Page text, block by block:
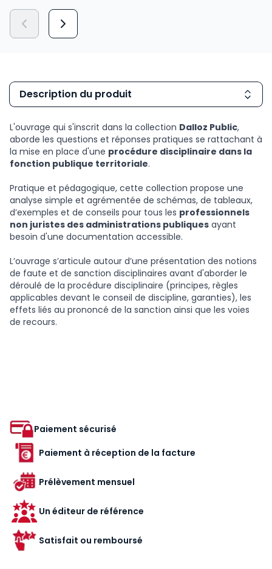
Description du produit
L'ouvrage qui s'inscrit dans la collection Dalloz Public,
aborde les questions et réponses pratiques se rattachant à
la mise en place d'une procédure disciplinaire dans la
fonction publique territoriale.
Pratique et pédagogique, cette collection propose une
analyse simple et agrémentée de schémas, de tableaux,
d’exemples et de conseils pour tous les professionnels
non juristes des administrations publiques ayant
besoin d'une documentation accessible.
L’ouvrage s’articule autour d’une présentation des notions
de faute et de sanction disciplinaires avant d'aborder le
déroulé de la procédure disciplinaire (principes, règles
applicables devant le conseil de discipline, garanties), les
effets liés au prononcé de la sanction ainsi que les voies
de recours.
Paiement sécurisé
Paiement à réception de la facture
Prélèvement mensuel
Un éditeur de référence
Satisfait ou remboursé